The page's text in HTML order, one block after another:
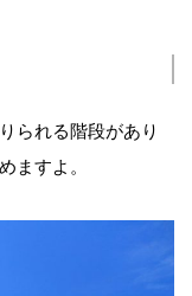
られる階段があり
ますよ。